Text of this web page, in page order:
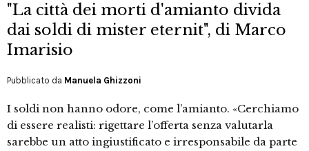
"La città dei morti d'amianto divida
dai soldi di mister eternit", di Marco
Imarisio
Pubblicato da Manuela Ghizzoni
I soldi non hanno odore, come l’amianto. «Cerchiamo
di essere realisti: rigettare l’offerta senza valutarla
sarebbe un atto ingiustificato e irresponsabile da parte